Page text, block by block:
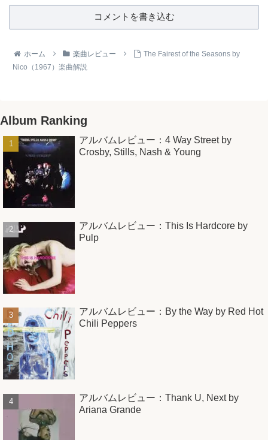
コメントを書き込む
ホーム 楽曲レビュー
The Fairest of the Seasons by
Nico（1967）楽曲解説
Album Ranking
アルバムレビュー：4 Way Street by
Crosby, Stills, Nash & Young
アルバムレビュー：This Is Hardcore by
Pulp
アルバムレビュー：By the Way by Red Hot
Chili Peppers
アルバムレビュー：Thank U, Next by
Ariana Grande